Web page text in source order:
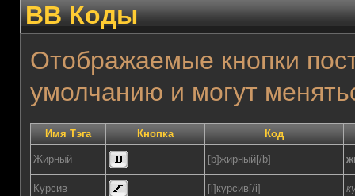
BB Коды
Отображаемые кнопки
умолчанию и могут
Имя Тэга Кнопка Код
Жирный [b]жирный[/b]
Курсив [i]курсив[/i]